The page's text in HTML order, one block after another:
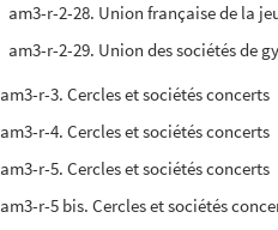
am3-r-2-28. Union française de la
am3-r-2-29. Union des sociétés de
am3-r-3. Cercles et sociétés concerts
am3-r-4. Cercles et sociétés concerts
am3-r-5. Cercles et sociétés concerts
am3-r-5 bis. Cercles et sociétés